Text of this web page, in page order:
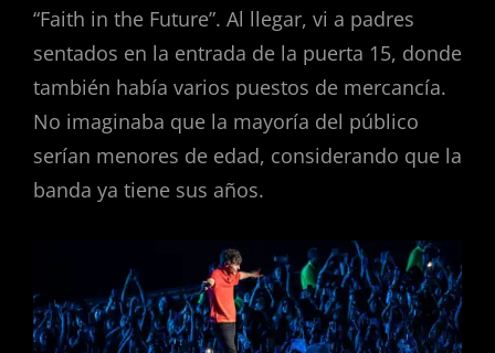
“Faith in the Future”. Al llegar, vi a padres
sentados en la entrada de la puerta 15, donde
también había varios puestos de mercancía.
No imaginaba que la mayoría del público
serían menores de edad, considerando que la
banda ya tiene sus años.